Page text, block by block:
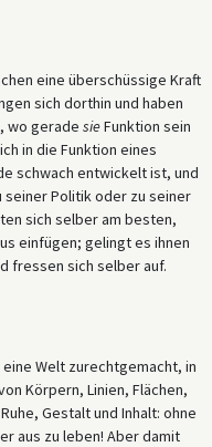
eine überschüssige Kraft
sich dorthin und haben
wo gerade sieFunktion sein
in die Funktion eines
schwach entwickelt ist, und
Politik oder zu seiner
sich selber am besten,
einfügen; gelingt es ihnen
fressen sich selber auf.
eine Welt zurechtgemacht, in
Körpern, Linien, Flächen,
Gestalt und Inhalt: ohne
aus zu leben! Aber damit